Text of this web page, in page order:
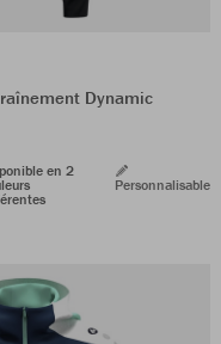
Dynamic
en 2
Personnalisable